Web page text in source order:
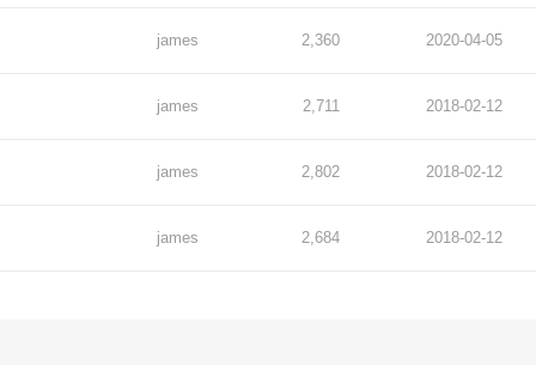
james 2,360 2020-04-05
james 2,711 2018-02-12
james 2,802 2018-02-12
james 2,684 2018-02-12